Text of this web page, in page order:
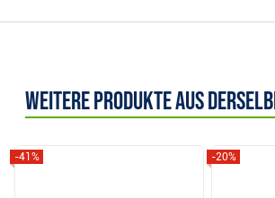
Weitere Produkte aus
-41% -20%